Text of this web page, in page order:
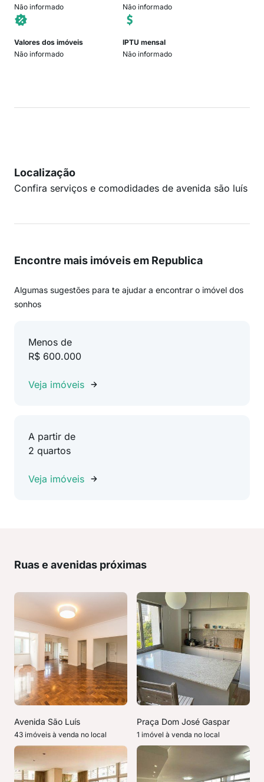
Não informado Não informado
Valores dos imóveis
Não informado
IPTU mensal
Não informado
Localização
Confira serviços e comodidades de avenida são luís
Encontre mais imóveis em Republica
Algumas sugestões para te ajudar a encontrar o imóvel dos
sonhos
Menos de
R$ 600.000
Veja imóveis
A partir de
2 quartos
Veja imóveis
Ruas e avenidas próximas
Avenida São Luís
43 imóveis à venda no local
Praça Dom José Gaspar
1 imóvel à venda no local